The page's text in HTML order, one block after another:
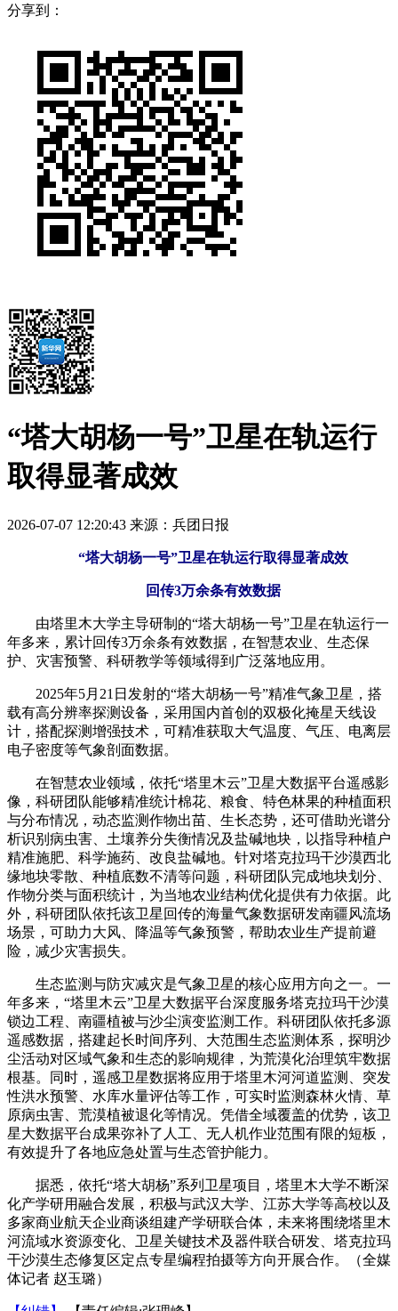
分享到：
“塔大胡杨一号”卫星在轨运行
取得显著成效
2026-07-07 12:20:43 来源：兵团日报
“塔大胡杨一号”卫星在轨运行取得显著成效
回传3万余条有效数据
由塔里木大学主导研制的“塔大胡杨一号”卫星在轨运行一
年多来，累计回传3万余条有效数据，在智慧农业、生态保
护、灾害预警、科研教学等领域得到广泛落地应用。
2025年5月21日发射的“塔大胡杨一号”精准气象卫星，搭
载有高分辨率探测设备，采用国内首创的双极化掩星天线设
计，搭配探测增强技术，可精准获取大气温度、气压、电离层
电子密度等气象剖面数据。
在智慧农业领域，依托“塔里木云”卫星大数据平台遥感影
像，科研团队能够精准统计棉花、粮食、特色林果的种植面积
与分布情况，动态监测作物出苗、生长态势，还可借助光谱分
析识别病虫害、土壤养分失衡情况及盐碱地块，以指导种植户
精准施肥、科学施药、改良盐碱地。针对塔克拉玛干沙漠西北
缘地块零散、种植底数不清等问题，科研团队完成地块划分、
作物分类与面积统计，为当地农业结构优化提供有力依据。此
外，科研团队依托该卫星回传的海量气象数据研发南疆风流场
场景，可助力大风、降温等气象预警，帮助农业生产提前避
险，减少灾害损失。
生态监测与防灾减灾是气象卫星的核心应用方向之一。一
年多来，“塔里木云”卫星大数据平台深度服务塔克拉玛干沙漠
锁边工程、南疆植被与沙尘演变监测工作。科研团队依托多源
遥感数据，搭建起长时间序列、大范围生态监测体系，探明沙
尘活动对区域气象和生态的影响规律，为荒漠化治理筑牢数据
根基。同时，遥感卫星数据将应用于塔里木河河道监测、突发
性洪水预警、水库水量评估等工作，可实时监测森林火情、草
原病虫害、荒漠植被退化等情况。凭借全域覆盖的优势，该卫
星大数据平台成果弥补了人工、无人机作业范围有限的短板，
有效提升了各地应急处置与生态管护能力。
据悉，依托“塔大胡杨”系列卫星项目，塔里木大学不断深
化产学研用融合发展，积极与武汉大学、江苏大学等高校以及
多家商业航天企业商谈组建产学研联合体，未来将围绕塔里木
河流域水资源变化、卫星关键技术及器件联合研发、塔克拉玛
干沙漠生态修复区定点专星编程拍摄等方向开展合作。（全媒
体记者 赵玉璐）